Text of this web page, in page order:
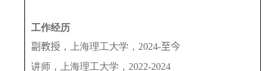
工作经历
副教授 ，上海理工大学， 2024-至今
讲师，上海理工大学， 2022-2024